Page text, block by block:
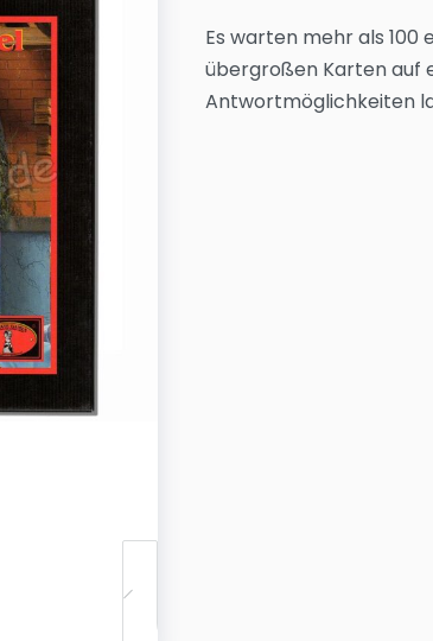
Es warten mehr als 100
übergroßen Karten auf
Antwortmöglichkeiten